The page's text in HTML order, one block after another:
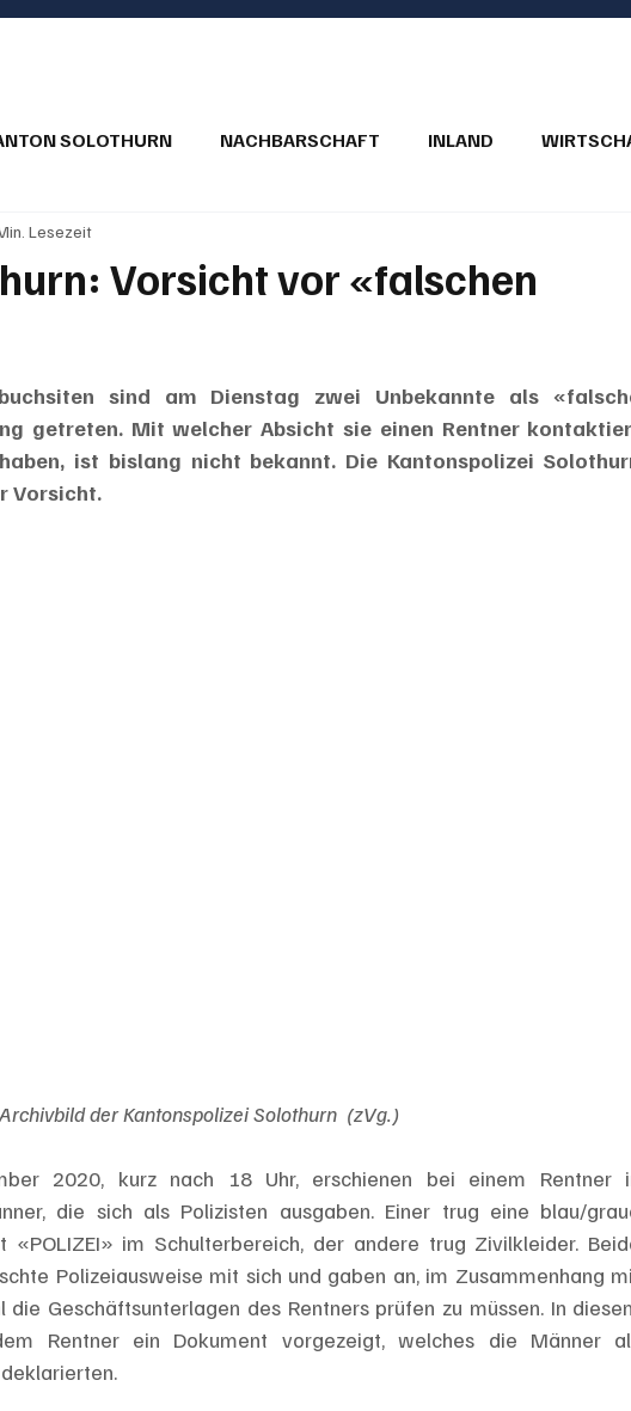
SOLOTHURN NACHBARSCHAFT INLAND
LESERBRIEFE
Vorsicht vor «falschen
Lesezeit
sind am Dienstag zwei Unbekannte als
getreten. Mit welcher Absicht sie einen Rentner
ist bislang nicht bekannt. Die Kantonspolizei
Vorsicht.
Archivbild der Kantonspolizei Solothurn  (zVg.)
2020, kurz nach 18 Uhr, erschienen bei einem Rentner
die sich als Polizisten ausgaben. Einer trug eine blau/
im Schulterbereich, der andere trug Zivilkleider.
Polizeiausweise mit sich und gaben an, im Zusammenhang
die Geschäftsunterlagen des Rentners prüfen zu müssen. In
Rentner ein Dokument vorgezeigt, welches die Männer